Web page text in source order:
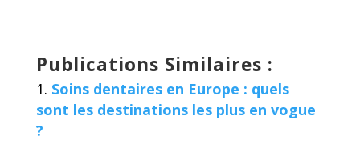
Publications Similaires :
Soins dentaires en Europe : quels
sont les destinations les plus en vogue
?